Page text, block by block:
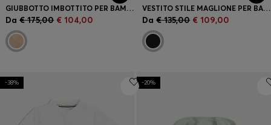
GIUBBOTTO IMBOTTITO PER BAMBINI CON MONOGRAMMI ALL-OVER
Da € 175,00 € 104,00
VESTITO STILE MAGLIONE PER BAMBINI CON DETTAGLI A CONTRASTO
Da € 135,00 € 109,00
-38% -20%